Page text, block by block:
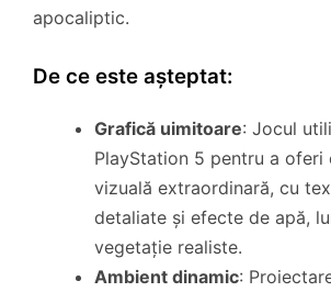
apocaliptic.
De ce este așteptat:
Grafică uimitoare: Jocul
PlayStation 5 pentru a oferi
vizuală extraordinară, cu
detaliate și efecte de apă,
vegetație realiste.
Ambient dinamic: